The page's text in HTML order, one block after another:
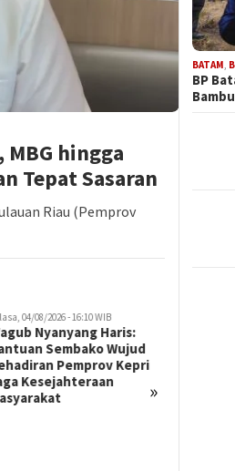
hingga
Tepat Sasaran
Riau (Pemprov
»
04/08/2026 - 16:10 WIB
Nyanyang Haris:
Sembako Wujud
Pemprov Kepri
Kesejahteraan
Senin, 03/
BATAM
BP